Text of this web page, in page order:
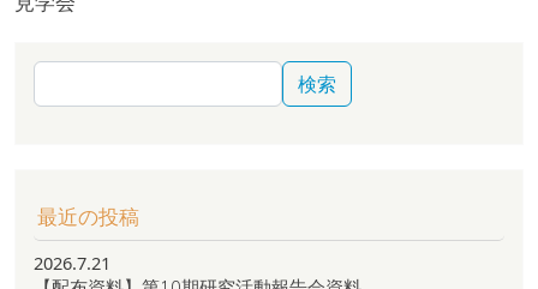
検索
最近の投稿
2026.7.21